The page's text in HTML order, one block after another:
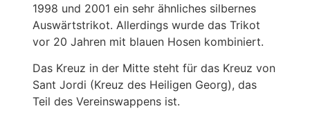
1998 und 2001 ein sehr ähnliches silbernes
Auswärtstrikot. Allerdings wurde das Trikot
vor 20 Jahren mit blauen Hosen kombiniert.
Das Kreuz in der Mitte steht für das Kreuz von
Sant Jordi (Kreuz des Heiligen Georg), das
Teil des Vereinswappens ist.